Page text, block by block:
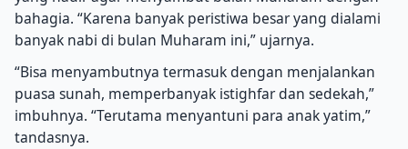
bahagia. “Karena banyak peristiwa besar yang dialami
banyak nabi di bulan Muharam ini,” ujarnya.
“Bisa menyambutnya termasuk dengan menjalankan
puasa sunah, memperbanyak istighfar dan sedekah,”
imbuhnya. “Terutama menyantuni para anak yatim,”
tandasnya.